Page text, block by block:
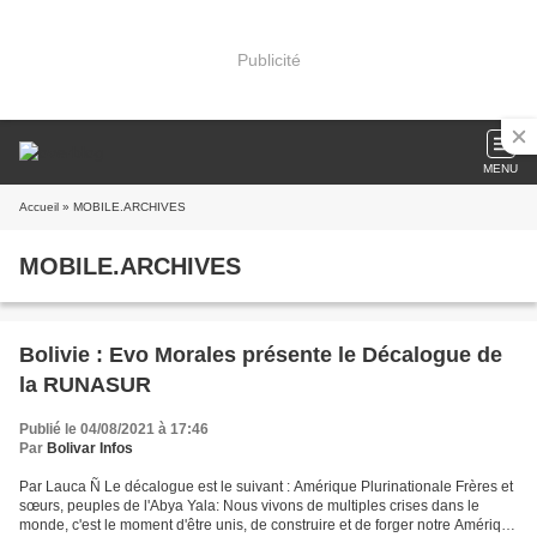
Publicité
MENU
Accueil » MOBILE.ARCHIVES
MOBILE.ARCHIVES
Bolivie : Evo Morales présente le Décalogue de
la RUNASUR
Publié le 04/08/2021 à 17:46
Par Bolivar Infos
Par Lauca Ñ Le décalogue est le suivant : Amérique Plurinationale Frères et
sœurs, peuples de l'Abya Yala: Nous vivons de multiples crises dans le
monde, c'est le moment d'être unis, de construire et de forger notre Amérique